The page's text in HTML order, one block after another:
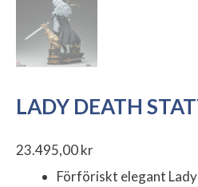
LADY DEATH
23.495,00kr
Förföriskt elegant